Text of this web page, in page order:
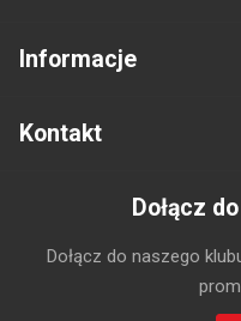
Informacje
Kontakt
Dołącz
Dołącz do naszego